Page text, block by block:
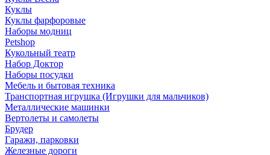
Куклы
Куклы фарфоровые
Наборы модниц
Petshop
Кукольный театр
Набор Доктор
Наборы посудки
Мебель и бытовая техника
Транспортная игрушка (Игрушки для мальчиков)
Металлические машинки
Вертолеты и самолеты
Брудер
Гаражи, парковки
Железные дороги